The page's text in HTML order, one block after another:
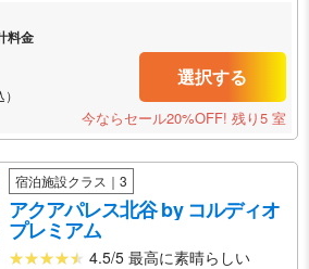
料金
選択する
今ならセール20%OFF! 残り5 室
宿泊施設クラス｜3
アクアパレス北谷 by コルディオ
プレミアム
4.5/5 最高に素晴らしい